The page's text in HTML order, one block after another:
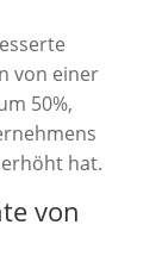
von einer
50%,
hat.
von